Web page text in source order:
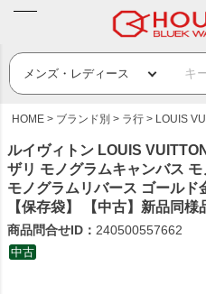
HOME ブランド別 ラ行 LOUIS
ルイヴィトン LOUIS
ザリ モノグラムキャンバス
モノグラムリバース ゴールド
【保存袋】 【中古】新品同様
商品問合せID： 240500557662
中古